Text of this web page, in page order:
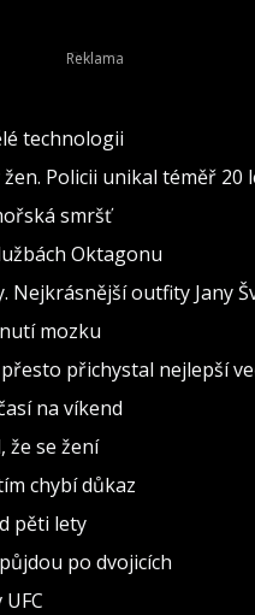
technologii
Policii unikal téměř 20
smršť
Oktagonu
outfity Jany
mozku
přichystal nejlepší
na víkend
že se žení
chybí důkaz
pěti lety
po dvojicích